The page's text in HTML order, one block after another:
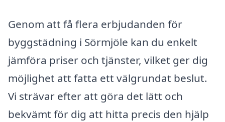
Genom att få flera erbjudanden för
byggstädning i Sörmjöle kan du enkelt
jämföra priser och tjänster, vilket ger dig
möjlighet att fatta ett välgrundat beslut.
Vi strävar efter att göra det lätt och
bekvämt för dig att hitta precis den hjälp